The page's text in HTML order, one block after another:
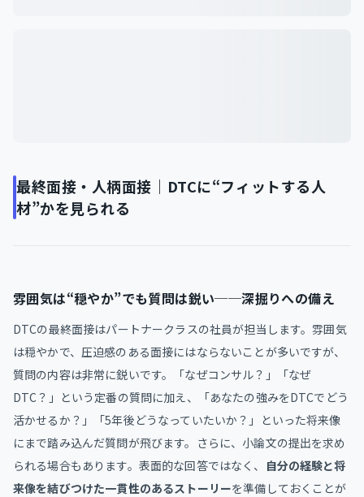
最終面接・人柄面接｜DTCに“フィットする人
材”かを見られる
雰囲気は“穏やか”でも質問は鋭い──深掘りへの備え
DTCの最終面接はパートナークラスの社員が担当します。雰囲気
は穏やかで、圧迫感のある面接にはならないことが多いですが、
質問の内容は非常に鋭いです。「なぜコンサル？」「なぜ
DTC？」という定番の質問に加え、「あなたの強みをDTCでどう
活かせるか？」「5年後どうなっていたいか？」といった将来像
にまで踏み込んだ質問が飛びます。さらに、小論文の提出を求め
られる場合もあります。表面的な回答ではなく、
自分の経験と将
来像を結びつけた一貫性のあるストーリーを準備しておくことが